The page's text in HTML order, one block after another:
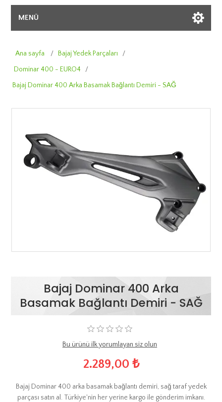
MENÜ
Ana sayfa / Bajaj Yedek Parçaları
/
Dominar 400 - EURO4
/
Bajaj Dominar 400 Arka Basamak Bağlantı Demiri - SAĞ
Bajaj Dominar 400 Arka
Basamak Bağlantı Demiri - SAĞ
Bu ürünü ilk yorumlayan siz olun
2.289,00 ₺
Bajaj Dominar 400 arka basamak bağlantı demiri, sağ taraf yedek
parçası satın al. Türkiye'nin her yerine kargo ile gönderim imkanı.